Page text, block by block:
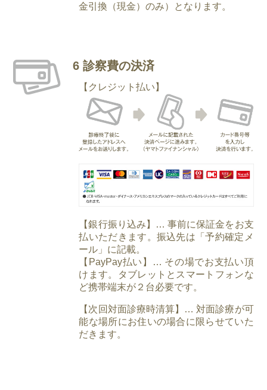
金引換（現金）のみ）となります。
6 診察費の決済
【クレジット払い】
【銀行振り込み】… 事前に保証金をお支
払いただきます。振込先は「予約確定メ
ール」に記載。
【PayPay払い】… その場でお支払い頂
けます。タブレットとスマートフォンな
ど携帯端末が２台必要です。
【次回対面診療時清算】… 対面診療が可
能な場所にお住いの場合に限らせていた
だきます。